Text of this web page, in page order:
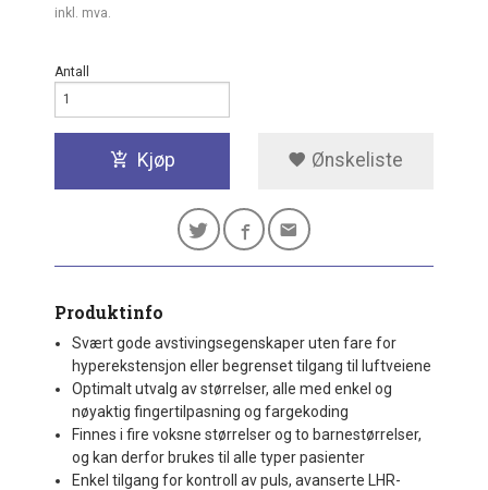
inkl. mva.
Antall
Kjøp Ønskeliste
Produktinfo
Svært gode avstivingsegenskaper uten fare for
hyperekstensjon eller begrenset tilgang til luftveiene
Optimalt utvalg av størrelser, alle med enkel og
nøyaktig fingertilpasning og fargekoding
Finnes i fire voksne størrelser og to barnestørrelser,
og kan derfor brukes til alle typer pasienter
Enkel tilgang for kontroll av puls, avanserte LHR-